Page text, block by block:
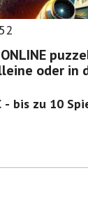
52
oder in
- bis zu 10